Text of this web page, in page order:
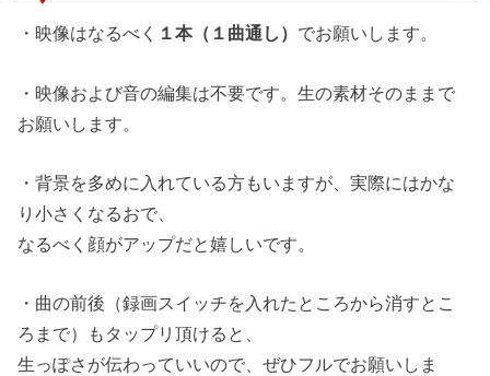
・映像はなるべく １本（１曲通し） でお願いします。
・映像および音の編集は不要です。生の素材そのままで
お願いします。
・背景を多めに入れている方もいますが、実際にはかな
り小さくなるおで、
なるべく顔がアップだと嬉しいです。
・曲の前後（録画スイッチを入れたところから消すとこ
ろまで）もタップリ頂けると、
生っぽさが伝わっていいので、ぜひフルでお願いしま